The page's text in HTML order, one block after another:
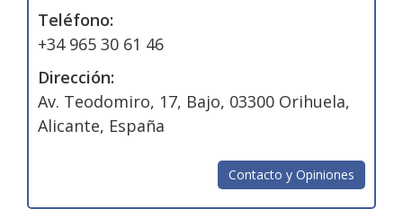
Teléfono:
+34 965 30 61 46
Dirección:
Av. Teodomiro, 17, Bajo, 03300 Orihuela,
Alicante, España
Contacto y Opiniones